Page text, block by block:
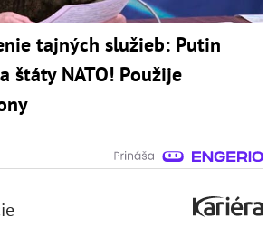
tajných služieb: Putin
štáty NATO! Použije